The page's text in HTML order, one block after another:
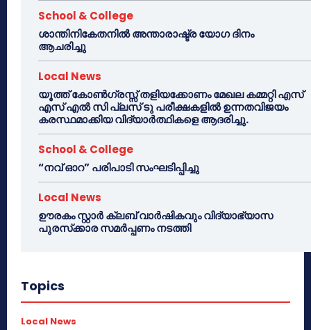
School & College
ശാന്തിനികേതനിൽ അന്താരാഷ്ട്ര യോഗ ദിനം
ആചരിച്ചു
Local News
യൂത്ത് കോൺഗ്രസ്സ് തളിയക്കോണം മേഖല കമ്മറ്റി എസ്
എസ് എൽ സി പ്ലസ് ടു പരീക്ഷകളിൽ ഉന്നതവിജയം
കരസ്ഥമാക്കിയ വിദ്യാർത്ഥികളെ ആദരിച്ചു.
School & College
“നവ് ഓറ” പരിപാടി സംഘടിപ്പിച്ചു
Local News
ഊരകം സ്റ്റാർ ക്ലബ് വാർഷികവും വിദ്യാഭ്യാസ
പുരസ്‌ക്കാര സമർപ്പണം നടത്തി
Topics
Local News